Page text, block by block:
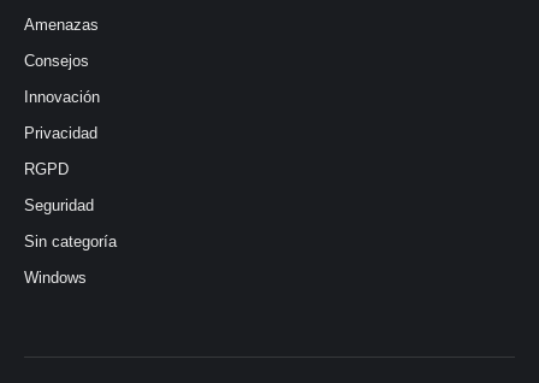
Amenazas
Consejos
Innovación
Privacidad
RGPD
Seguridad
Sin categoría
Windows